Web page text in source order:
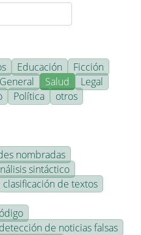
Educación
Ficción
General Salud
Legal
Política otros
nombradas
sintáctico
clasificación de textos
detección de noticias falsas